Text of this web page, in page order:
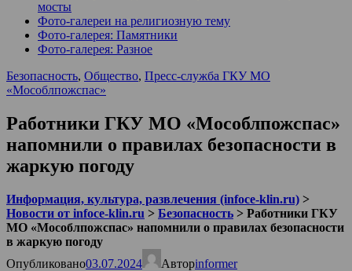
мосты
Фото-галереи на религиозную тему
Фото-галерея: Памятники
Фото-галерея: Разное
Безопасность, Общество, Пресс-служба ГКУ МО
«Мособлпожспас»
Работники ГКУ МО «Мособлпожспас»
напомнили о правилах безопасности в
жаркую погоду
Информация, культура, развлечения (infoce-klin.ru) >
Новости от infoce-klin.ru > Безопасность > Работники ГКУ
МО «Мособлпожспас» напомнили о правилах безопасности
в жаркую погоду
Опубликовано03.07.2024 Авторinformer